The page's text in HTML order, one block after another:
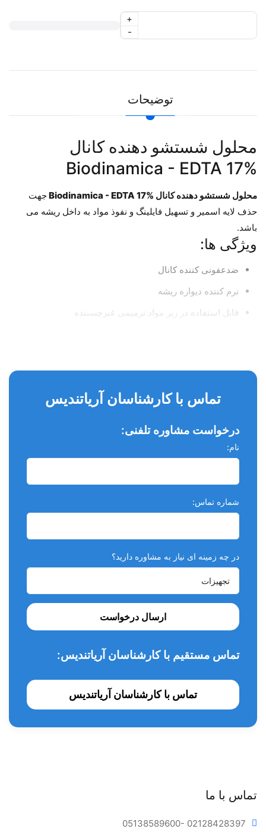
-
+
توضیحات
محلول شستشو دهنده کانال
Biodinamica - EDTA 17%
محلول شستشو دهنده کانال Biodinamica - EDTA 17%
جهت
حذف لایه اسمیر و تسهیل فایلینگ و نفوذ مواد به داخل ریشه می
باشد.
ویژگی ها:
ضدعفونی کننده کانال
نرم کننده دیواره ریشه
قابل استفاده در زیر مواد ترمیمی غیرچسبنده
تماس با کارشناسان آریاتندیس
درخواست مشاوره تلفنی:
نام:
شماره تماس:
در چه زمینه ای نیاز به مشاوره دارید؟
ارسال درخواست
تماس مستقیم با کارشناسان آریاتندیس:
تماس با کارشناسان آریاتندیس
تماس با ما
05138589600- 02128428397